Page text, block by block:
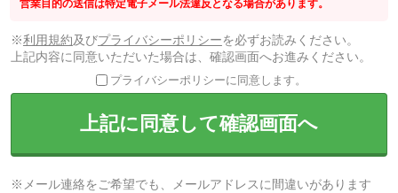
営業目的の送信は特定電子メール法違反となる場合があります。
※利用規約及びプライバシーポリシーを必ずお読みください。
上記内容に同意いただいた場合は、確認画面へお進みください。
プライバシーポリシーに同意します。
上記に同意して確認画面へ
※メール連絡をご希望でも、メールアドレスに間違いがあります